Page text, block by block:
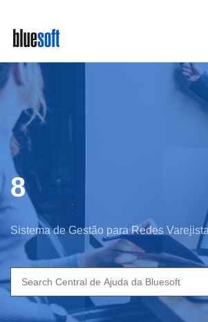
main
content
8
Sistema de Gestão para Redes
Search
for: